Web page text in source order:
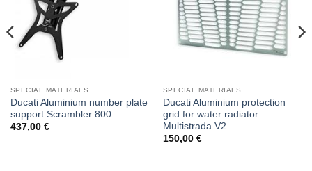
SPECIAL MATERIALS
Ducati Aluminium number plate
support Scrambler 800
437,00 €
SPECIAL MATERIALS
Ducati Aluminium protection
grid for water radiator
Multistrada V2
150,00 €